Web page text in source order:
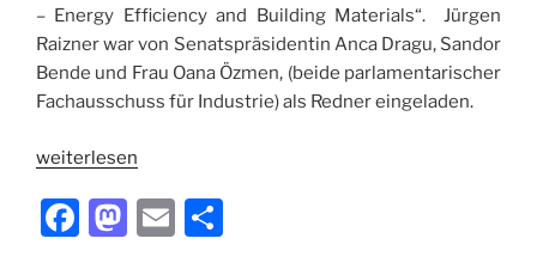
– Energy Efficiency and Building Materials“. Jürgen
Raizner war von Senatspräsidentin Anca Dragu, Sandor
Bende und Frau Oana Özmen, (beide parlamentarischer
Fachausschuss für Industrie) als Redner eingeladen.
weiterlesen
F
M E